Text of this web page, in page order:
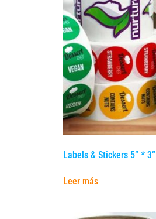
Labels & Stickers 5” * 3”
Leer más